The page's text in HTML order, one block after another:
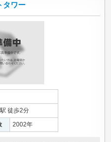
タワー
徒歩2分
2002年